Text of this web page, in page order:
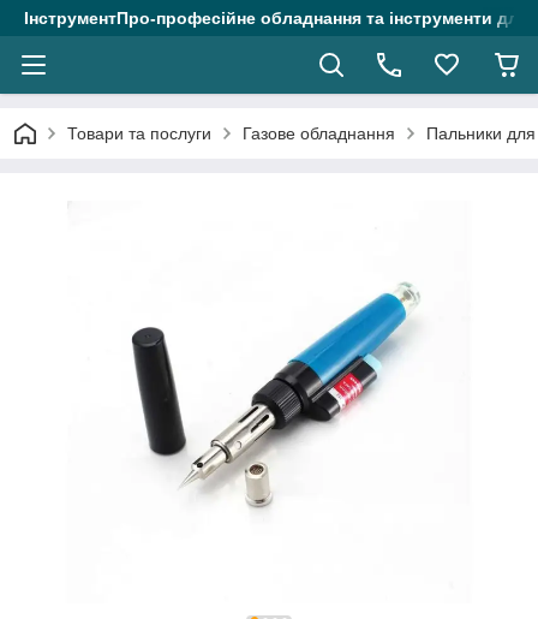
ІнструментПро-професійне обладнання та інструменти для
Товари та послуги Газове обладнання Пальники